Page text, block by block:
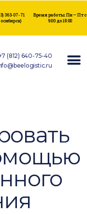
363-07-71
Время работы: Пн — Пт с
9:00 до 18:00
(812) 640-75-40